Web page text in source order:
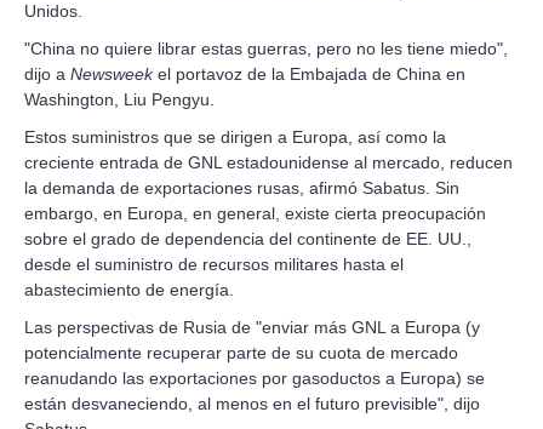
Unidos.
"China no quiere librar estas guerras, pero no les tiene miedo",
dijo a Newsweekel portavoz de la Embajada de China en
Washington, Liu Pengyu.
Estos suministros que se dirigen a Europa, así como la
creciente entrada de GNL estadounidense al mercado, reducen
la demanda de exportaciones rusas, afirmó Sabatus. Sin
embargo, en Europa, en general, existe cierta preocupación
sobre el grado de dependencia del continente de EE. UU.,
desde el suministro de recursos militares hasta el
abastecimiento de energía.
Las perspectivas de Rusia de "enviar más GNL a Europa (y
potencialmente recuperar parte de su cuota de mercado
reanudando las exportaciones por gasoductos a Europa) se
están desvaneciendo, al menos en el futuro previsible", dijo